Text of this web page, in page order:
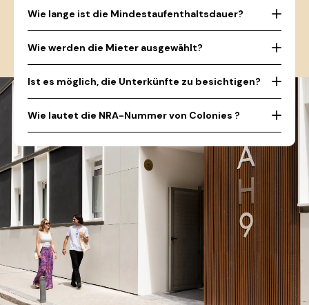
Wie lange ist die Mindestaufenthaltsdauer?
Wie werden die Mieter ausgewählt?
Ist es möglich, die Unterkünfte zu besichtigen?
Wie lautet die NRA-Nummer von Colonies ?